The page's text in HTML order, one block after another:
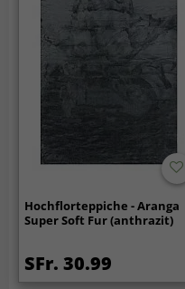
Hochflorteppiche - Aranga
Super Soft Fur (anthrazit)
SFr. 30.99